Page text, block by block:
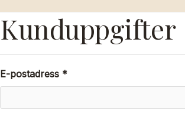
Kunduppgifter
E-postadress *